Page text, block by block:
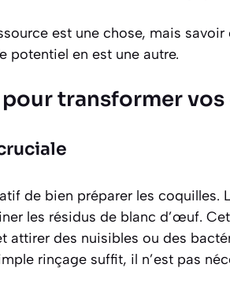
est une chose, mais
potentiel en est une autre.
transformer
de bien préparer les coquilles.
les résidus de blanc d’œuf.
attirer des nuisibles ou des
rinçage suffit, il n’est pas